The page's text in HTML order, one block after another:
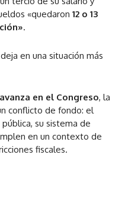
«quedaron 12 o 13
.
en una situación más
en el Congreso, la
conflicto de fondo: el
su sistema de
en un contexto de
fiscales.